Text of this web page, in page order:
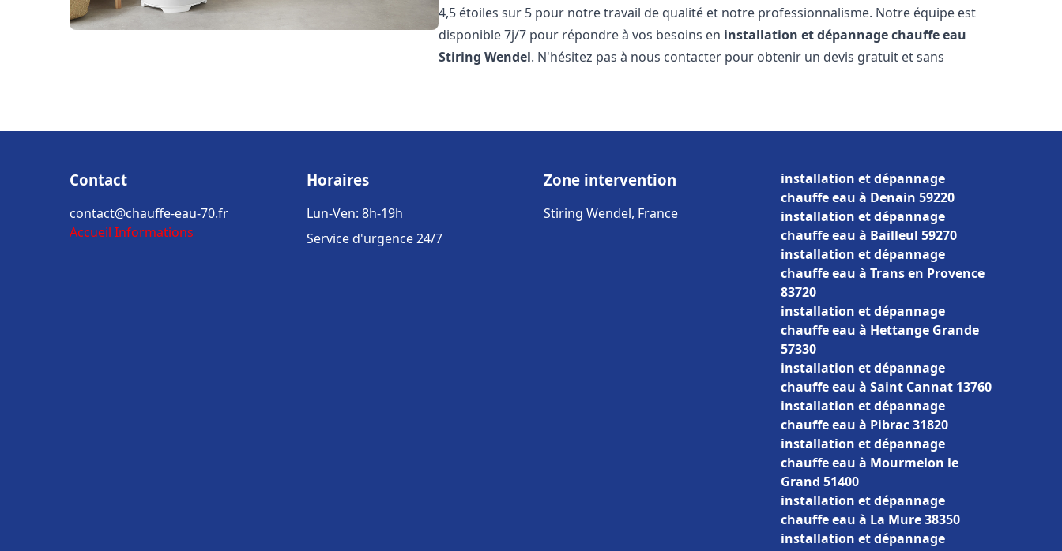
4,5 étoiles sur 5 pour notre travail de qualité et notre professionnalisme. Notre équipe est
disponible 7j/7 pour répondre à vos besoins en installation et dépannage chauffe eau
Stiring Wendel. N'hésitez pas à nous contacter pour obtenir un devis gratuit et sans
Contact
contact@chauffe-eau-70.fr
Accueil Informations
Horaires
Lun-Ven: 8h-19h
Service d'urgence 24/7
Zone intervention
Stiring Wendel, France
installation et dépannage
chauffe eau à Denain 59220
installation et dépannage
chauffe eau à Bailleul 59270
installation et dépannage
chauffe eau à Trans en Provence
83720
installation et dépannage
chauffe eau à Hettange Grande
57330
installation et dépannage
chauffe eau à Saint Cannat 13760
installation et dépannage
chauffe eau à Pibrac 31820
installation et dépannage
chauffe eau à Mourmelon le
Grand 51400
installation et dépannage
chauffe eau à La Mure 38350
installation et dépannage